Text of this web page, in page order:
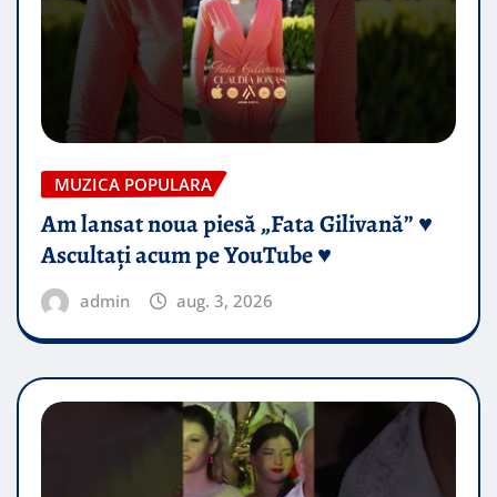
MUZICA POPULARA
Am lansat noua piesă „Fata Gilivană” ♥️
Ascultați acum pe YouTube ♥️
admin aug. 3, 2026